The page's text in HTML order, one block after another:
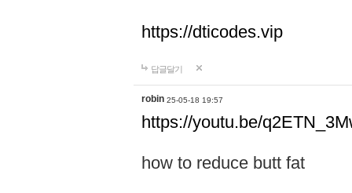
https://dticodes.vip
답글달기
robin 25-05-18 19:57
https://youtu.be/
how to reduce butt fat